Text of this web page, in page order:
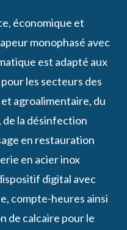
économique et
monophasé avec
est adapté aux
les secteurs des
agroalimentaire, du
la désinfection
en restauration
en acier inox
digital avec
compte-heures ainsi
de calcaire pour le